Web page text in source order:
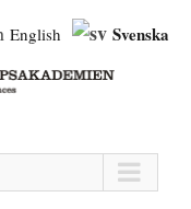
English Svenska